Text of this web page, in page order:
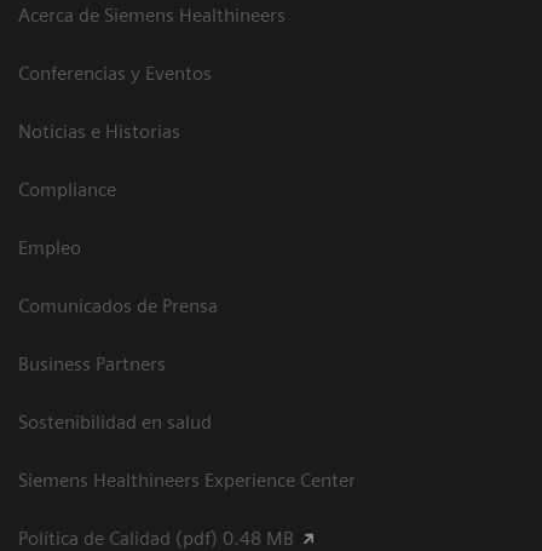
Acerca de Siemens Healthineers
Conferencias y Eventos
Noticias e Historias
Compliance
Empleo
Comunicados de Prensa
Business Partners
Sostenibilidad en salud
Siemens Healthineers Experience Center
Política de Calidad (pdf) 0.48 MB